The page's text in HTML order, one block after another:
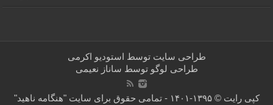
طراحی سایت توسط استودیو اکرمی
طراحی لوگو توسط ساناز نعیمی
کپی رایت © ۱۳۹۵-۱۴۰۱ - تمامی حقوق برای سایت "هنگامه ناهید"